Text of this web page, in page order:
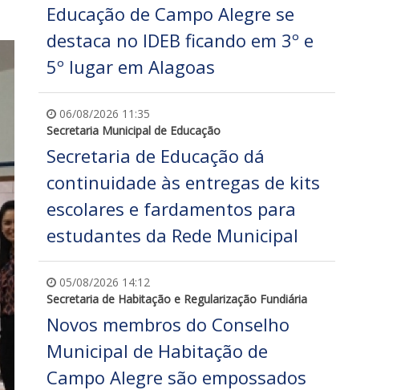
Educação de Campo Alegre se
destaca no IDEB ficando em 3º e
5º lugar em Alagoas
06/08/2026 11:35
Secretaria Municipal de Educação
Secretaria de Educação dá
continuidade às entregas de kits
escolares e fardamentos para
estudantes da Rede Municipal
05/08/2026 14:12
Secretaria de Habitação e Regularização Fundiária
Novos membros do Conselho
Municipal de Habitação de
Campo Alegre são empossados